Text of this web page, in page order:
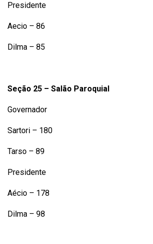
Presidente
Aecio – 86
Dilma – 85
Seção 25 – Salão Paroquial
Governador
Sartori – 180
Tarso – 89
Presidente
Aécio – 178
Dilma – 98